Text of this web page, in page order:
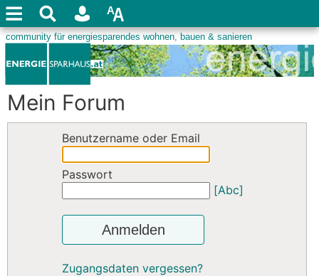
Mein Forum
Benutzername oder Email
Passwort
[Abc]
Anmelden
Zugangsdaten vergessen?